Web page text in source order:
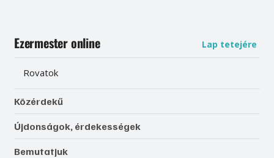
Ezermester online Lap tetejére
Rovatok
Közérdekű
Újdonságok, érdekességek
Bemutatjuk